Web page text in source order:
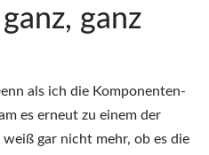
ganz
als ich die Komponenten-
es erneut zu einem der
gar nicht mehr, ob es die